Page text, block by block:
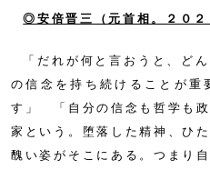
◎安倍晋三（元首相。２０２
「だれが何と言おうと、ど
の信念を持ち続けることが
す」 「自分の信念も哲学も
家という。堕落した精神、ひ
醜い姿がそこにある。つまり